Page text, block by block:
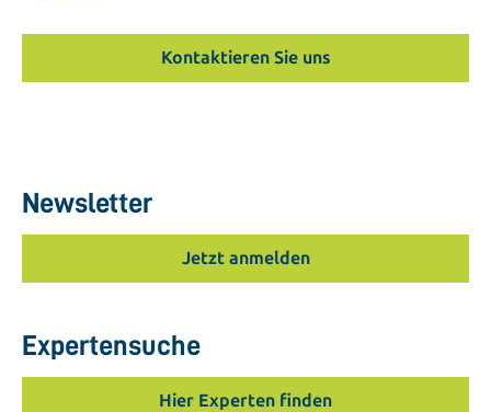
Kontaktieren Sie uns
Newsletter
Jetzt anmelden
Expertensuche
Hier Experten finden